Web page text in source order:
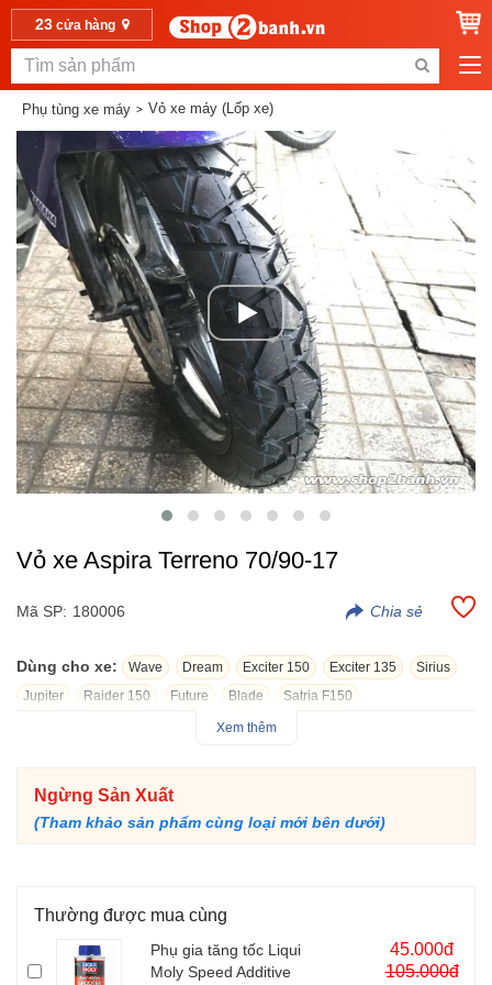
23cửa hàng
Phụ tùng xe máy Vỏ xe máy (Lốp xe)
Vỏ xe Aspira Terreno 70/90-17
Mã SP: 180006
Dùng cho xe: Wave Dream Exciter 150 Exciter 135
Sirius
Jupiter
Raider 150 Future Blade Satria F150
Raider, FX,...được sản xuất trên cùng dây chuyền trong cùng
nhà máy sản xuất nên 2 thương hiệu lốp xe lớn của thế giới là
toàn thế giới ưu ái đặt cho mệnh danh là ”Vỏ xe máy thuộc đẳng
cấp High-end’’. Ưu điểm lớn chính là khả năng bám đường tốt
cùng khoảng cách phanh ngắn, gai vỏ cực ngầu, lạ, vỏ cứng
Xem thêm
Ngừng Sản Xuất
(Tham khảo sản phẩm cùng loại mới bên dưới)
Thường được mua cùng
Phụ gia tăng tốc Liqui
Moly Speed Additive
45.000đ
105.000đ